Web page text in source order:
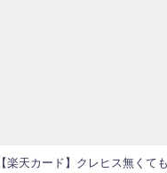
【楽天カード】クレヒス無くて